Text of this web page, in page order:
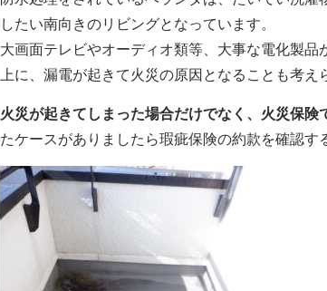
したい南向きのリビングとなっています。
大画面テレビやオーディオ類等、大事な電化製
上に、漏電が起きて火災の原因となることも考え
火災が起きてしまった場合だけでなく、火災保
たケースがありましたら瑕疵保険の約款を確認す